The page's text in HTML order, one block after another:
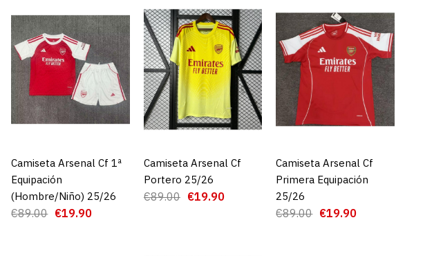
Camiseta Arsenal Cf 1ª
Equipación 25/26
€89.00 €19.90
AGREGAR AL CARRO
Camiseta Arsenal Cf 1ª
Equipación
(Hombre/Niño) 25/26
€89.00 €19.90
AGREGAR AL CARRO
Camiseta Arsenal Cf
Portero 25/26
€89.00 €19.90
AGREGAR AL CARRO
Camiseta Arsenal Cf
Primera Equipación
25/26
€89.00 €19.90